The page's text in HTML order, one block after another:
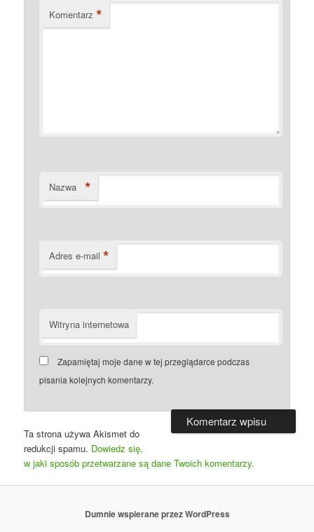
Komentarz *
Nazwa *
Adres e-mail *
Witryna internetowa
Zapamiętaj moje dane w tej przeglądarce podczas
pisania kolejnych komentarzy.
Ta strona używa Akismet do
redukcji spamu. Dowiedz się,
w jaki sposób przetwarzane są dane Twoich komentarzy.
Dumnie wspierane przez WordPress